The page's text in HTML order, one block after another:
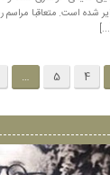
شده است. متعاقبا مراسم
4
5
…